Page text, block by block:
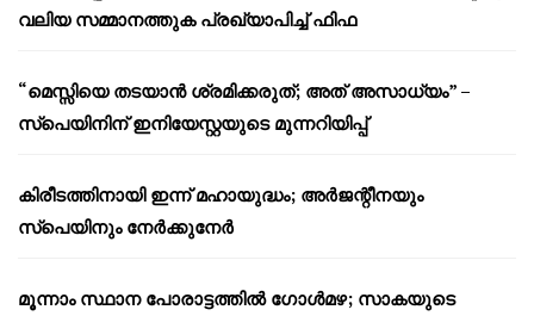
വലിയ സമ്മാനത്തുക പ്രഖ്യാപിച്ച് ഫിഫ
“മെസ്സിയെ തടയാൻ ശ്രമിക്കരുത്; അത് അസാധ്യം” –
സ്പെയിനിന് ഇനിയേസ്റ്റയുടെ മുന്നറിയിപ്പ്
കിരീടത്തിനായി ഇന്ന് മഹായുദ്ധം; അർജന്റീനയും
സ്പെയിനും നേർക്കുനേർ
മൂന്നാം സ്ഥാന പോരാട്ടത്തിൽ ഗോൾമഴ; സാകയുടെ